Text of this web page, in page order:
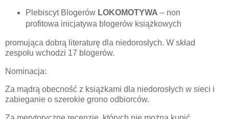
Plebiscyt Blogerów LOKOMOTYWA – non
profitowa inicjatywa blogerów książkowych
promująca dobrą literaturę dla niedorosłych. W skład
zespołu wchodzi 17 blogerów.
Nominacja:
Za mądrą obecność z książkami dla niedorosłych w sieci i
zabieganie o szerokie grono odbiorców.